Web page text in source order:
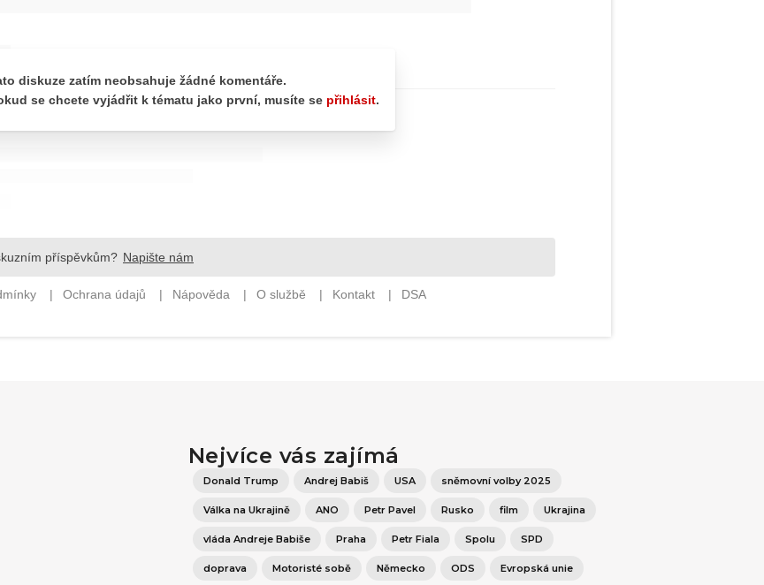
Nejvíce vás zajímá
Donald Trump Andrej Babiš USA sněmovní volby 2025
Válka na Ukrajině ANO Petr Pavel Rusko film Ukrajina
vláda Andreje Babiše Praha Petr Fiala Spolu SPD
doprava Motoristé sobě Německo ODS Evropská unie